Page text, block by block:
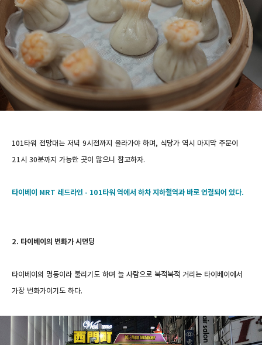
101타워 전망대는 저녁 9시전까지 올라가야 하며, 식당가 역시 마지막 주문이
21시 30분까지 가능한 곳이 많으니 참고하자.
타이베이 MRT 레드라인 - 101타워 역에서 하차지하철역과 바로 연결되어 있다.
2. 타이베이의 번화가 시먼딩
타이베이의 명동이라 불리기도 하며 늘 사람으로 북적북적 거리는 타이베이에서
가장 번화가이기도 하다.